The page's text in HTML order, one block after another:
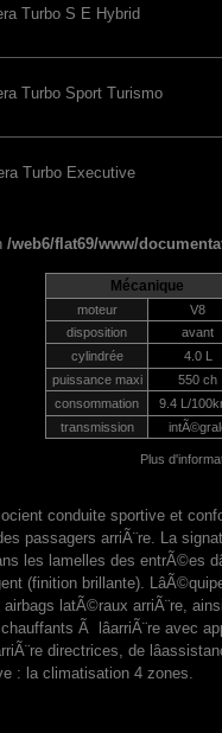
Turbo S E Hybrid
Turbo Sport Turismo
Turbo Executive
/web6/flat69/www/
Mécanique
moteur V8
disposition
avant
cylindrée
4.0 L
puissance maxi 550 ch
consommation
9.4 L/
transmission
Plus
conduite sportive et
passagers arriÃ¨re. La
lamelles des entrÃ©es
(finition brillante).
latÃ©raux arriÃ¨re,
Ã lâarriÃ¨re avec
directrices, de
: la climatisation 4 zones.